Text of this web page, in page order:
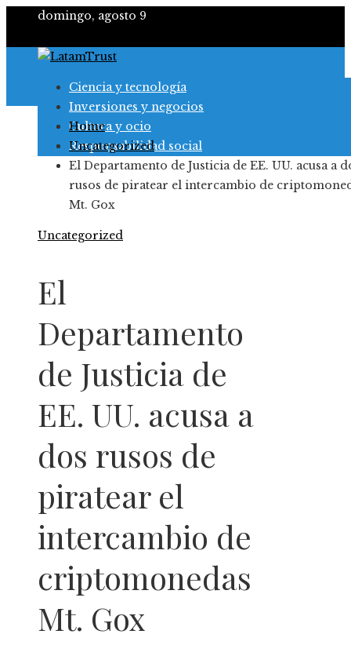
domingo, agosto 9
Ciencia y tecnología
Inversiones y negocios
Cultura y ocio
Responsabilidad social
Home
Uncategorized
El Departamento de Justicia de EE. UU. acusa a
rusos de piratear el intercambio de
Mt. Gox
Uncategorized
El
Departamento
de Justicia de
EE. UU. acusa a
dos rusos de
piratear el
intercambio de
criptomonedas
Mt. Gox